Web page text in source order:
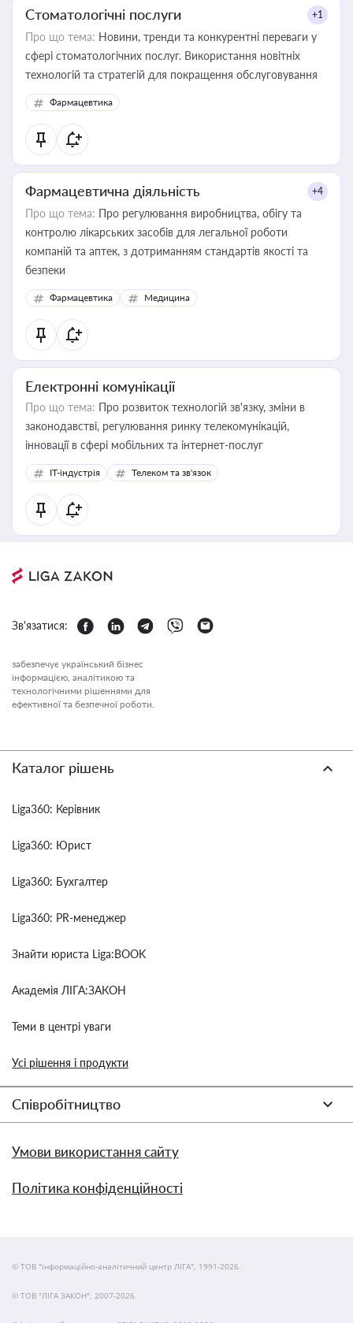
Стоматологічні послуги +1
Про що тема: Новини, тренди та конкурентні переваги у
сфері стоматологічних послуг. Використання новітніх
технологій та стратегій для покращення обслуговування
Фармацевтика
Фармацевтична діяльність +4
Про що тема: Про регулювання виробництва, обігу та
контролю лікарських засобів для легальної роботи
компаній та аптек, з дотриманням стандартів якості та
безпеки
Фармацевтика Медицина
Електронні комунікації
Про що тема: Про розвиток технологій зв'язку, зміни в
законодавстві, регулювання ринку телекомунікацій,
інновації в сфері мобільних та інтернет-послуг
IT-індустрія Телеком та зв'язок
Зв'язатися:
забезпечує український бізнес
інформацією, аналітикою та
технологічними рішеннями для
ефективної та безпечної роботи.
Каталог рішень
Liga360: Керівник
Liga360: Юрист
Liga360: Бухгалтер
Liga360: PR-менеджер
Знайти юриста Liga:BOOK
Академія ЛІГА:ЗАКОН
Теми в центрі уваги
Усі рішення і продукти
Співробітництво
Умови використання сайту
Політика конфіденційності
© ТОВ "інформаційно-аналітичний центр ЛІГА", 1991-2026.
© ТОВ "ЛІГА ЗАКОН", 2007-2026.